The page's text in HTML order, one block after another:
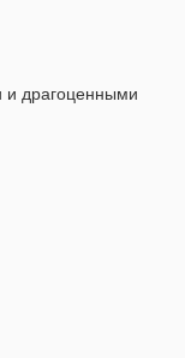
и драгоценными